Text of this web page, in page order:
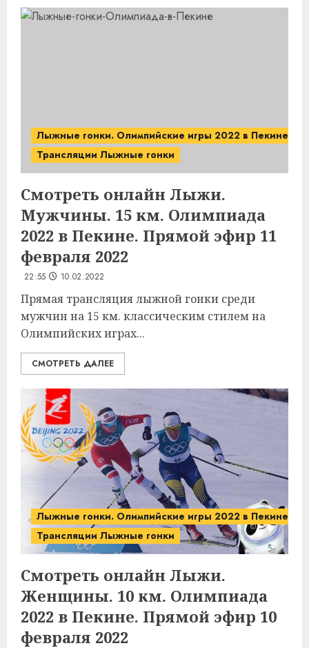
Лыжные гонки. Олимпийские игры 2022 в Пекине.
Трансляции Лыжные гонки
Смотреть онлайн Лыжи.
Мужчины. 15 км. Олимпиада
2022 в Пекине. Прямой эфир 11
февраля 2022
22:55 10.02.2022
Прямая трансляция лыжной гонки среди
мужчин на 15 км. классическим стилем на
Олимпийских играх...
СМОТРЕТЬ ДАЛЕЕ
Лыжные гонки. Олимпийские игры 2022 в Пекине.
Трансляции Лыжные гонки
Смотреть онлайн Лыжи.
Женщины. 10 км. Олимпиада
2022 в Пекине. Прямой эфир 10
февраля 2022